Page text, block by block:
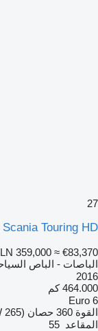
27
Scania Touring HD
359,000 ≈ €83,370
الباصات - الباص
2016
464.000 كم
Euro 6
القوة 360 حصان (265 kW)
المقاعد 55